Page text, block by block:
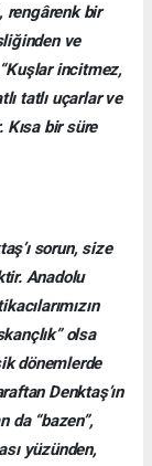
rengârenk bir
ve
incitmez,
tatlı uçarlar ve
Kısa bir süre
sorun, size
Anadolu
olsa
dönemlerde
Denktaş’ın
da “bazen”,
yüzünden,